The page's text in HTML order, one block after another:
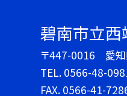
碧南市立
〒447-0016 愛知
TEL. 0566-48-
FAX. 0566-41-